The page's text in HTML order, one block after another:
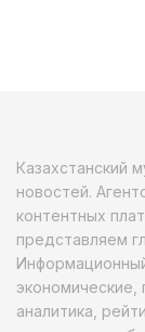
Казахстанский
новостей.
контентных
представляем
экономические,
аналитика,